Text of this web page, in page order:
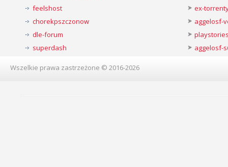
feelshost
chorekpszczonow
dle-forum
superdash
ex-
aggelosf-
aggelosf-
Wszelkie prawa zastrzeżone © 2016-2026